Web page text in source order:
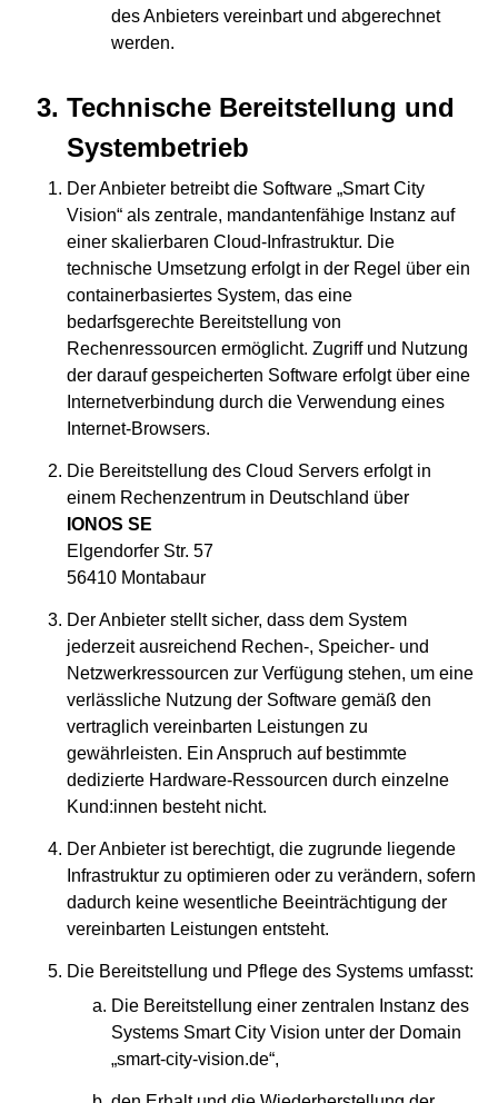
des Anbieters vereinbart und abgerechnet
werden.
Technische Bereitstellung und
Systembetrieb
Der Anbieter betreibt die Software „Smart City
Vision“ als zentrale, mandantenfähige Instanz auf
einer skalierbaren Cloud-Infrastruktur. Die
technische Umsetzung erfolgt in der Regel über ein
containerbasiertes System, das eine
bedarfsgerechte Bereitstellung von
Rechenressourcen ermöglicht. Zugriff und Nutzung
der darauf gespeicherten Software erfolgt über eine
Internetverbindung durch die Verwendung eines
Internet-Browsers.
Die Bereitstellung des Cloud Servers erfolgt in
einem Rechenzentrum in Deutschland über
IONOS SE
Elgendorfer Str. 57
56410 Montabaur
Der Anbieter stellt sicher, dass dem System
jederzeit ausreichend Rechen-, Speicher- und
Netzwerkressourcen zur Verfügung stehen, um eine
verlässliche Nutzung der Software gemäß den
vertraglich vereinbarten Leistungen zu
gewährleisten. Ein Anspruch auf bestimmte
dedizierte Hardware-Ressourcen durch einzelne
Kund:innen besteht nicht.
Der Anbieter ist berechtigt, die zugrunde liegende
Infrastruktur zu optimieren oder zu verändern, sofern
dadurch keine wesentliche Beeinträchtigung der
vereinbarten Leistungen entsteht.
Die Bereitstellung und Pflege des Systems umfasst:
Die Bereitstellung einer zentralen Instanz des
Systems Smart City Vision unter der Domain
„smart-city-vision.de“,